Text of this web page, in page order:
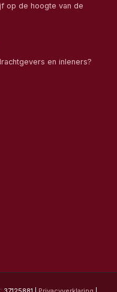
op de hoogte van de
en inleners?